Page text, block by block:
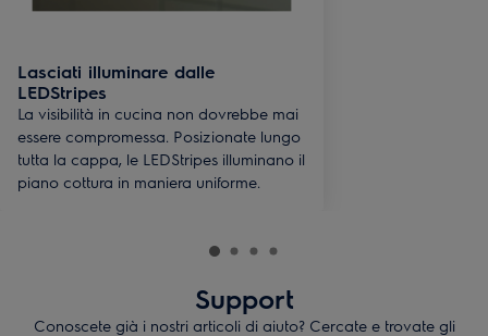
Lasciati illuminare dalle
LEDStripes
La visibilità in cucina non dovrebbe mai
essere compromessa. Posizionate lungo
tutta la cappa, le LEDStripes illuminano il
piano cottura in maniera uniforme.
Support
Conoscete già i nostri articoli di aiuto? Cercate e trovate gli